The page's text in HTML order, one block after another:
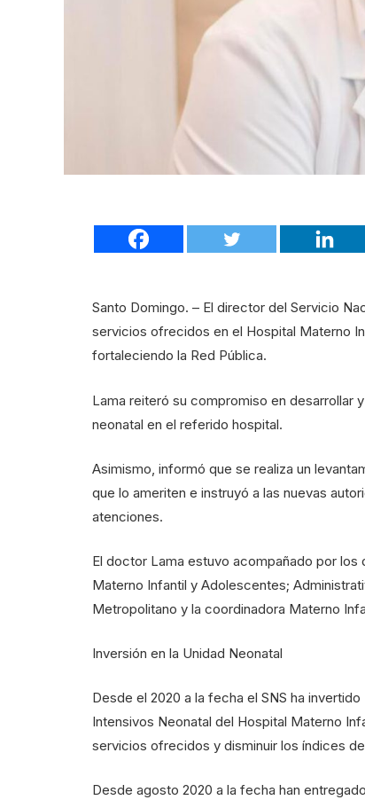
Santo Domingo. – El director del Servicio
servicios ofrecidos en el Hospital Materno
fortaleciendo la Red Pública.
Lama reiteró su compromiso en desarrollar
neonatal en el referido hospital.
Asimismo, informó que se realiza un
que lo ameriten e instruyó a las nuevas
atenciones.
El doctor Lama estuvo acompañado por
Materno Infantil y Adolescentes;
Metropolitano y la coordinadora Materno
Inversión en la Unidad Neonatal
Desde el 2020 a la fecha el SNS ha
Intensivos Neonatal del Hospital Materno
servicios ofrecidos y disminuir los índices
Desde agosto 2020 a la fecha han